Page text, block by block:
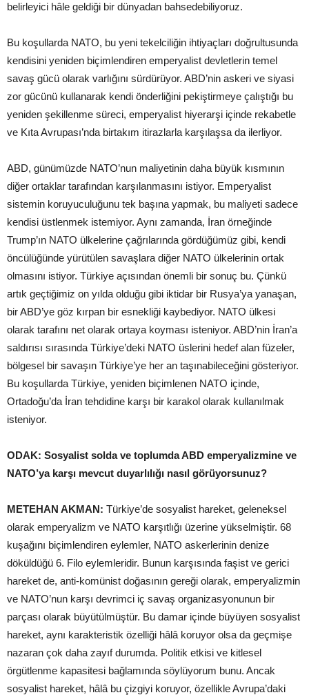
belirleyici hâle geldiği bir dünyadan bahsedebiliyoruz.
Bu koşullarda NATO, bu yeni tekelciliğin ihtiyaçları doğrultusunda
kendisini yeniden biçimlendiren emperyalist devletlerin temel
savaş gücü olarak varlığını sürdürüyor. ABD’nin askeri ve siyasi
zor gücünü kullanarak kendi önderliğini pekiştirmeye çalıştığı bu
yeniden şekillenme süreci, emperyalist hiyerarşi içinde rekabetle
ve Kıta Avrupası’nda birtakım itirazlarla karşılaşsa da ilerliyor.
ABD, günümüzde NATO’nun maliyetinin daha büyük kısmının
diğer ortaklar tarafından karşılanmasını istiyor. Emperyalist
sistemin koruyuculuğunu tek başına yapmak, bu maliyeti sadece
kendisi üstlenmek istemiyor. Aynı zamanda, İran örneğinde
Trump’ın NATO ülkelerine çağrılarında gördüğümüz gibi, kendi
öncülüğünde yürütülen savaşlara diğer NATO ülkelerinin ortak
olmasını istiyor. Türkiye açısından önemli bir sonuç bu. Çünkü
artık geçtiğimiz on yılda olduğu gibi iktidar bir Rusya’ya yanaşan,
bir ABD’ye göz kırpan bir esnekliği kaybediyor. NATO ülkesi
olarak tarafını net olarak ortaya koyması isteniyor. ABD’nin İran’a
saldırısı sırasında Türkiye’deki NATO üslerini hedef alan füzeler,
bölgesel bir savaşın Türkiye’ye her an taşınabileceğini gösteriyor.
Bu koşullarda Türkiye, yeniden biçimlenen NATO içinde,
Ortadoğu’da İran tehdidine karşı bir karakol olarak kullanılmak
isteniyor.
ODAK: Sosyalist solda ve toplumda ABD emperyalizmine ve
NATO’ya karşı mevcut duyarlılığı nasıl görüyorsunuz?
METEHAN AKMAN: Türkiye’de sosyalist hareket, geleneksel
olarak emperyalizm ve NATO karşıtlığı üzerine yükselmiştir. 68
kuşağını biçimlendiren eylemler, NATO askerlerinin denize
döküldüğü 6. Filo eylemleridir. Bunun karşısında faşist ve gerici
hareket de, anti-komünist doğasının gereği olarak, emperyalizmin
ve NATO’nun karşı devrimci iç savaş organizasyonunun bir
parçası olarak büyütülmüştür. Bu damar içinde büyüyen sosyalist
hareket, aynı karakteristik özelliği hâlâ koruyor olsa da geçmişe
nazaran çok daha zayıf durumda. Politik etkisi ve kitlesel
örgütlenme kapasitesi bağlamında söylüyorum bunu. Ancak
sosyalist hareket, hâlâ bu çizgiyi koruyor, özellikle Avrupa’daki